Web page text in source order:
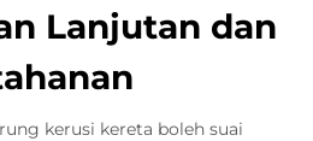
Lanjutan dan
kerusi kereta boleh suai